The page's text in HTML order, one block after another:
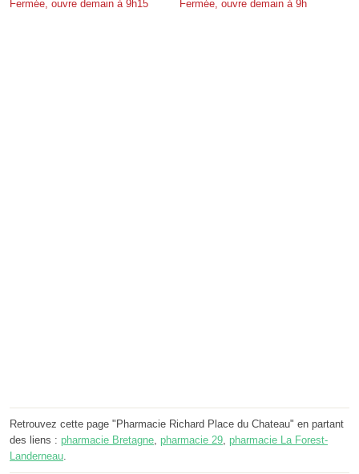
Fermée, ouvre demain à 9h15
Fermée, ouvre demain à 9h
Retrouvez cette page "Pharmacie Richard Place du Chateau" en partant
des liens : pharmacie Bretagne, pharmacie 29, pharmacie La Forest-
Landerneau.